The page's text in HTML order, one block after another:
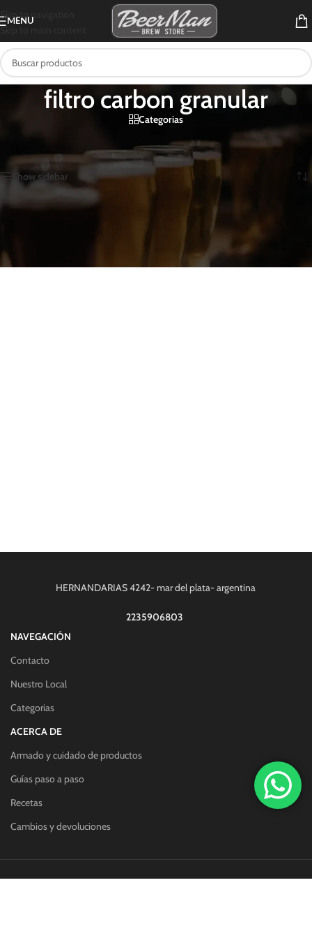
Skip to navigation
Skip to main content
MENU
filtro carbon granular
Categorias
Mostrando el único resultado
Show sidebar
HERNANDARIAS 4242- mar del plata- argentina
2235906803
NAVEGACIÓN
Contacto
Nuestro Local
Categorias
ACERCA DE
Armado y cuidado de productos
Guías paso a paso
Recetas
Cambios y devoluciones